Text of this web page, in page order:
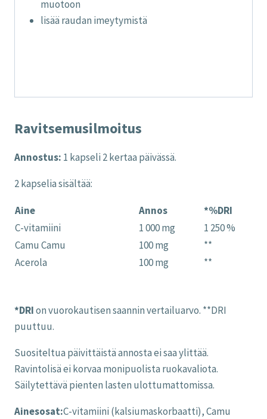
muotoon
lisää raudan imeytymistä
Ravitsemusilmoitus
Annostus: 1 kapseli 2 kertaa päivässä.
2 kapselia sisältää:
Aine Annos
*%DRI
C-vitamiini
1 000 mg
1 250 %
Camu Camu
100 mg
**
Acerola
100 mg **
*DRIon vuorokautisen saannin vertailuarvo. **DRI
puuttuu.
Suositeltua päivittäistä annosta ei saa ylittää.
Ravintolisä ei korvaa monipuolista ruokavaliota.
Säilytettävä pienten lasten ulottumattomissa.
Ainesosat:C-vitamiini (kalsiumaskorbaatti), Camu